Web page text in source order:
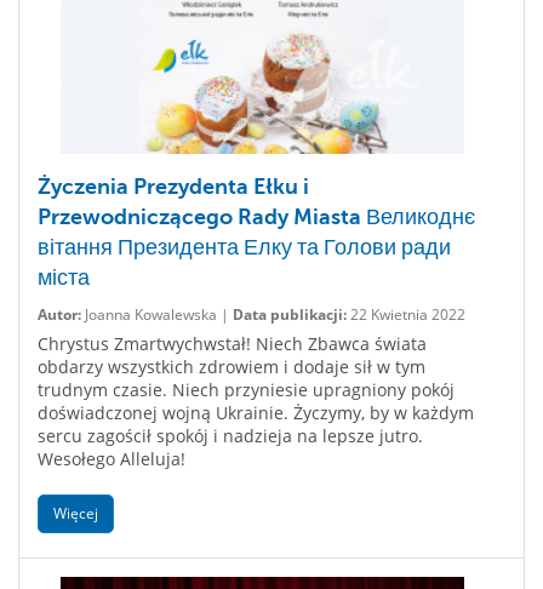
Życzenia Prezydenta Ełku i
Przewodniczącego Rady Miasta Великоднє
вітання Президента Елку та Голови ради
міста
Autor: Joanna Kowalewska | Data publikacji:22 Kwietnia 2022
Chrystus Zmartwychwstał! Niech Zbawca świata
obdarzy wszystkich zdrowiem i dodaje sił w tym
trudnym czasie. Niech przyniesie upragniony pokój
doświadczonej wojną Ukrainie. Życzymy, by w każdym
sercu zagościł spokój i nadzieja na lepsze jutro.
Wesołego Alleluja!
Więcej